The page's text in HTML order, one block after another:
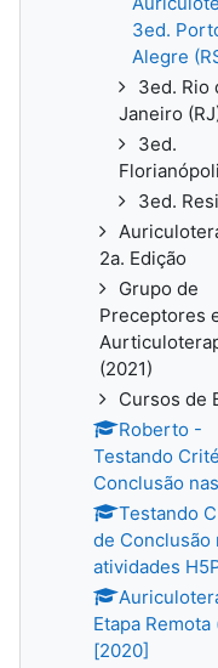
3ed.
Alegre
3ed. Rio
Janeiro
3ed.
3ed.
2a. Edição
Grupo de
Preceptores
(2021)
Cursos de
Roberto -
Testando
Conclusão
Testando
de Conclusão
atividades
Etapa Remota
[2020]